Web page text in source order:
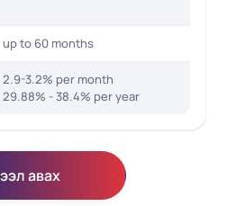
up to 60 months
2.9-3.2% per month
29.88% - 38.4% per year
авах